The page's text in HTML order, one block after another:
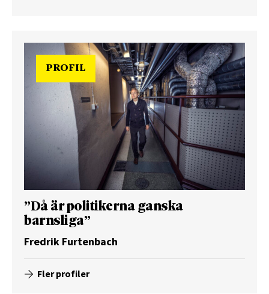
PROFIL
”Då är politikerna ganska
barnsliga”
Fredrik Furtenbach
Fler profiler